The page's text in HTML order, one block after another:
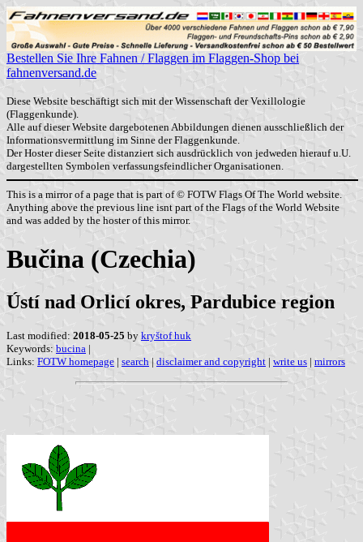
Bestellen Sie Ihre Fahnen / Flaggen im Flaggen-Shop bei
fahnenversand.de
Diese Website beschäftigt sich mit der Wissenschaft der Vexillologie
(Flaggenkunde).
Alle auf dieser Website dargebotenen Abbildungen dienen ausschließlich der
Informationsvermittlung im Sinne der Flaggenkunde.
Der Hoster dieser Seite distanziert sich ausdrücklich von jedweden hierauf u.U.
dargestellten Symbolen verfassungsfeindlicher Organisationen.
This is a mirror of a page that is part of © FOTW Flags Of The World website.
Anything above the previous line isnt part of the Flags of the World Website
and was added by the hoster of this mirror.
Bučina (Czechia)
Ústí nad Orlicí okres, Pardubice region
Last modified: 2018-05-25 by kryštof huk
Keywords: bucina |
Links: FOTW homepage | search | disclaimer and copyright | write us | mirrors